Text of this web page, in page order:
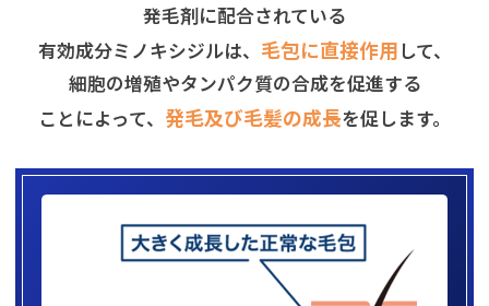
発毛剤に配合されている
有効成分ミノキシジルは、 毛包に直接作用 して、
細胞の増殖やタンパク質の合成を促進する
ことによって、 発毛及び毛髪の成長を促します。